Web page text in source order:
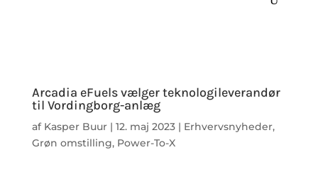
Arcadia eFuels vælger teknologileverandør
til Vordingborg-anlæg
af Kasper Buur| 12. maj 2023| Erhvervsnyheder,
Grøn omstilling, Power-To-X